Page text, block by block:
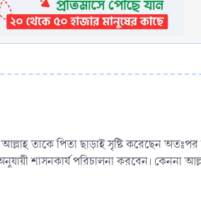
তাকে পিতা ছাড়াই সৃষ্টি করেছেন
শাসনকার্য পরিচালনা করবেন। কেননা